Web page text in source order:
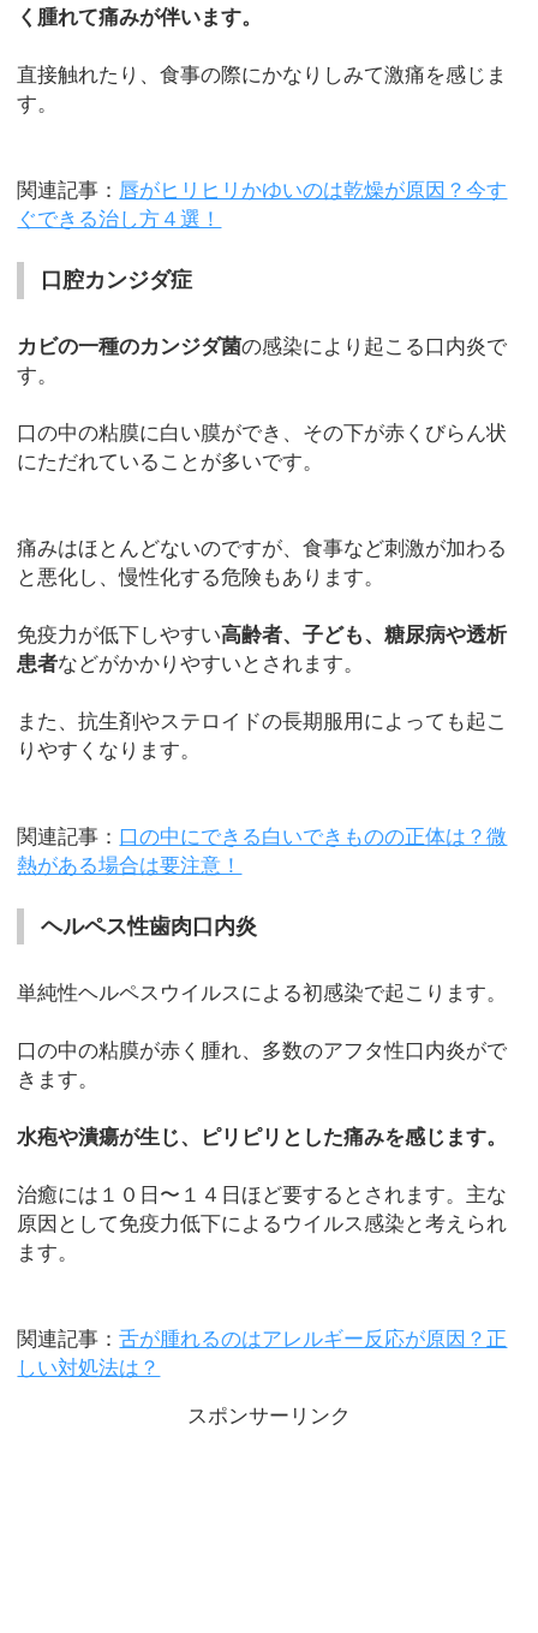
く腫れて痛みが伴います。
直接触れたり、食事の際にかなりしみて激痛を感じま
す。
関連記事： 唇がヒリヒリかゆいのは乾燥が原因？今す
ぐできる治し方４選！
口腔カンジダ症
カビの一種のカンジダ菌の感染により起こる口内炎で
す。
口の中の粘膜に白い膜ができ、その下が赤くびらん状
にただれていることが多いです。
痛みはほとんどないのですが、食事など刺激が加わる
と悪化し、慢性化する危険もあります。
免疫力が低下しやすい高齢者、子ども、糖尿病や透析
患者などがかかりやすいとされます。
また、抗生剤やステロイドの長期服用によっても起こ
りやすくなります。
関連記事： 口の中にできる白いできものの正体は？微
熱がある場合は要注意！
ヘルペス性歯肉口内炎
単純性ヘルペスウイルスによる初感染で起こります。
口の中の粘膜が赤く腫れ、多数のアフタ性口内炎がで
きます。
水疱や潰瘍が生じ、ピリピリとした痛みを感じます。
治癒には１０日〜１４日ほど要するとされます。主な
原因として免疫力低下によるウイルス感染と考えられ
ます。
関連記事：舌が腫れるのはアレルギー反応が原因？正
しい対処法は？
スポンサーリンク